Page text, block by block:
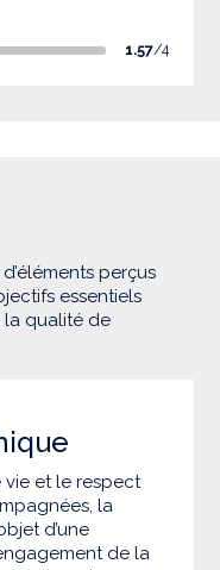
1.57/4
perçus
essentiels
qualité de
vie et le respect
la
d’une
de la